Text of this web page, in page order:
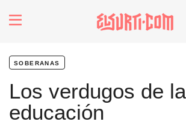
Futuros
Soberanas
soberanas
Los verdugos de la
educación